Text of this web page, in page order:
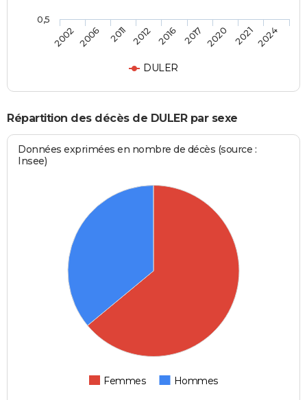
DULER
2002 2006 2011 2012 2016 2017 2020 20212024
0,5
Répartition des décès de DULER par sexe
Données exprimées en nombre de décès (source :
Insee)
Femmes Hommes